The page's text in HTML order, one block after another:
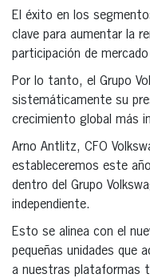
El éxito en los
clave para aumentar la
participación de
Por lo tanto, el Grupo
sistemáticamente su
crecimiento global más
Arno Antlitz, CFO
estableceremos este
dentro del Grupo
independiente.
Esto se alinea con el
pequeñas unidades que
a nuestras plataformas